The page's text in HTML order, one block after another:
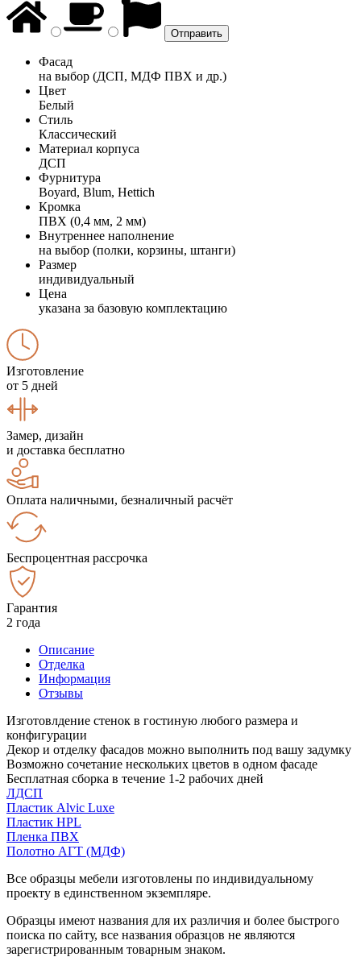
Фасад
на выбор (ДСП, МДФ ПВХ и др.)
Цвет
Белый
Стиль
Классический
Материал корпуса
ДСП
Фурнитура
Boyard, Blum, Hettich
Кромка
ПВХ (0,4 мм, 2 мм)
Внутреннее наполнение
на выбор (полки, корзины, штанги)
Размер
индивидуальный
Цена
указана за базовую комплектацию
Изготовление
от 5 дней
Замер, дизайн
и доставка бесплатно
Оплата наличными, безналичный расчёт
Беспроцентная рассрочка
Гарантия
2 года
Описание
Отделка
Информация
Отзывы
Изготовлдение стенок в гостиную любого размера и
конфигурации
Декор и отделку фасадов можно выполнить под вашу задумку
Возможно сочетание нескольких цветов в одном фасаде
Бесплатная сборка в течение 1-2 рабочих дней
ЛДСП
Пластик Alvic Luxe
Пластик HPL
Пленка ПВХ
Полотно АГТ (МДФ)
Все образцы мебели изготовлены по индивидуальному
проекту в единственном экземпляре.
Образцы имеют названия для их различия и более быстрого
поиска по сайту, все названия образцов не являются
зарегистрированным товарным знаком.